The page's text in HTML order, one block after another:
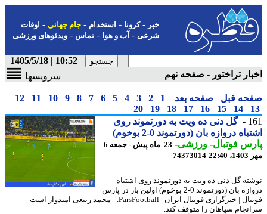
-کرونا-استخدام- جام جهانی-اوقات
شرعی-آب و هوا-تماس-ویدئوهای ورزشی
10:52 | 1405/5/18
تراختور - صفحه نهم
سرویسها
قبل صفحه بعد 1
2
3
4
5
6
7
8
9
10
11
12
14
15
16
17
18
19
20
گل دنی ده ویت به دورتموند روی
دروازه بان (دورتموند 0-2 بوخوم)
فوتبال-ورزشی-
23 ماه پیش - جمعه 6
74373014
گل دنی ده ویت به دورتموند روی اشتباه
دروازه بان (دورتموند 0-2 بوخوم) اولین بار در پارس
فوتبال | خبرگزاری فوتبال ایران | ParsFootball. - محمد ربیعی امیدوار است
سپاهان را متوقف کند.